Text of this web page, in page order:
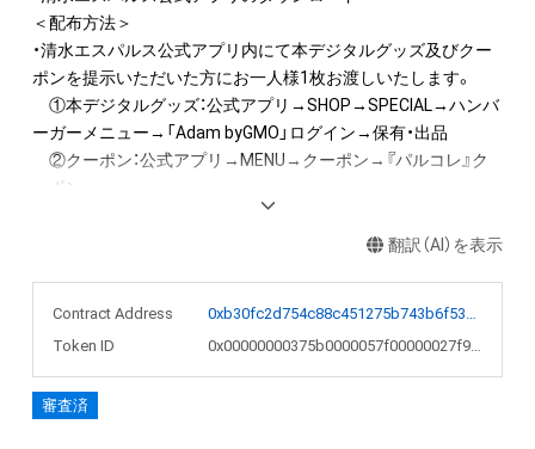
＜配布方法＞
・清水エスパルス公式アプリ内にて本デジタルグッズ及びクー
ポンを提示いただいた方にお一人様1枚お渡しいたします。
①本デジタルグッズ：公式アプリ→SHOP→SPECIAL→ハンバ
ーガーメニュー→「Adam byGMO」ログイン→保有・出品
②クーポン：公式アプリ→MENU→クーポン→『パルコレ』ク
ーポン
・配布期間：2023年7月16日（日）11:00～18:00
・配布場所：『パルコレ』ブース（国立競技場　場外Dゲート付近）
＜免責事項＞
・お渡しはお一人様1回（1枚）限りとさせていただきます。
・デザインは選べません。デジタルグッズのデザインと異なる
場合がございます。
翻訳（AI）を表示
Contract Address
0xb30fc2d754c88c451275b743b6f530f19f643683
Token ID
0x00000000375b0000057f00000027f99a
審査済